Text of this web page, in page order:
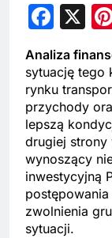
X
Analiza
sytuację tego
rynku
przychody
lepszą
drugiej strony
wynoszący
inwestycyjną
zwolnienia
sytuacji.